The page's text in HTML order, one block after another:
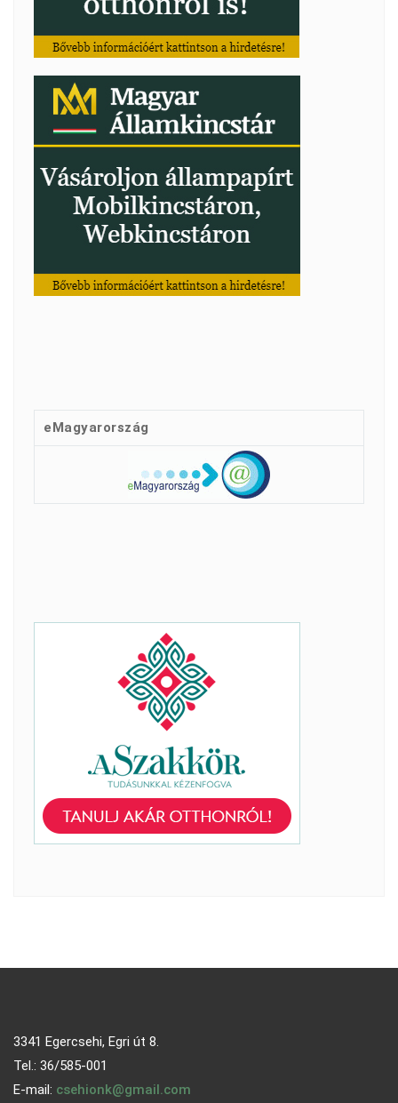
eMagyarország
3341 Egercsehi, Egri út 8.
Tel.: 36/585-001
E-mail: csehionk@gmail.com